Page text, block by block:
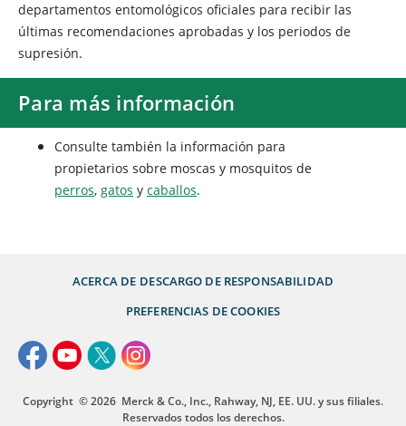
departamentos entomológicos oficiales para recibir las
últimas recomendaciones aprobadas y los periodos de
supresión.
Para más información
Consulte también la información para
propietarios sobre moscas y mosquitos de
perros, gatos y caballos.
ACERCA DE DESCARGO DE RESPONSABILIDAD
PREFERENCIAS DE COOKIES
Copyright © 2026 Merck & Co., Inc., Rahway, NJ, EE. UU. y sus filiales.
Reservados todos los derechos.